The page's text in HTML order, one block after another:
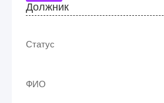
Должник
Статус
ФИО